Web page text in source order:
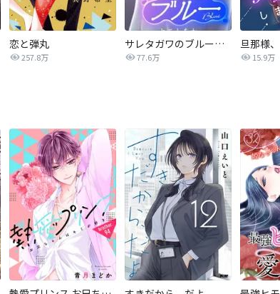
恋と弾丸
257.8万
サレタガワのブルー【タテヨミ】
77.6万 15.9万